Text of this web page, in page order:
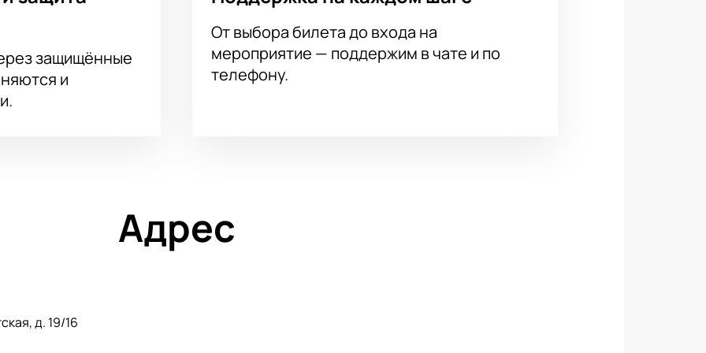
защищённые
и
От выбора билета до входа на
мероприятие — поддержим в чате и по
телефону.
Адрес
д. 19/16